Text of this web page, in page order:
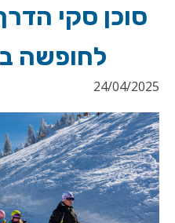
סוכן סקי
לחופשה
24/04/2025